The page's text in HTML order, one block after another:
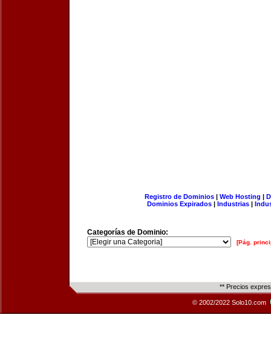
Registro de Dominios| Web Hosting |
Dominios Expirados | Industrias |
Categorías de Dominio:
[Pág.
** Precios
© 2002/2022 Solo10.com